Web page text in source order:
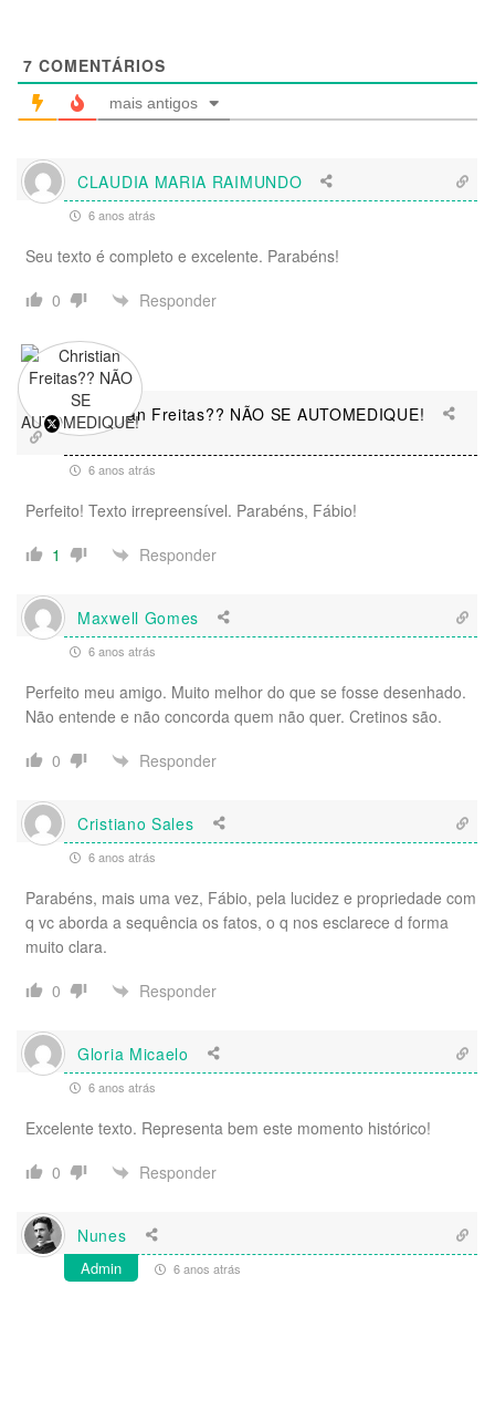
7 COMENTÁRIOS
mais antigos
CLAUDIA MARIA RAIMUNDO
6 anos atrás
Seu texto é completo e excelente. Parabéns!
0
Responder
Christian Freitas?? NÃO SE AUTOMEDIQUE!
6 anos atrás
Perfeito! Texto irrepreensível. Parabéns, Fábio!
1
Responder
Maxwell Gomes
6 anos atrás
Perfeito meu amigo. Muito melhor do que se fosse desenhado.
Não entende e não concorda quem não quer. Cretinos são.
0
Responder
Cristiano Sales
6 anos atrás
Parabéns, mais uma vez, Fábio, pela lucidez e propriedade com
q vc aborda a sequência os fatos, o q nos esclarece d forma
muito clara.
0
Responder
Gloria Micaelo
6 anos atrás
Excelente texto. Representa bem este momento histórico!
0
Responder
Nunes
Admin 6 anos atrás